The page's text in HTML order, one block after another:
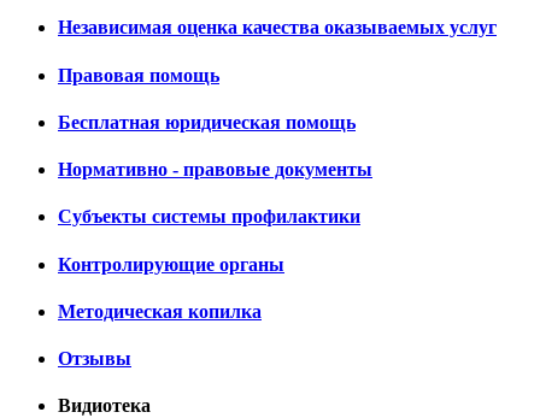
Независимая оценка качества оказываемых услуг
Правовая помощь
Бесплатная юридическая помощь
Нормативно - правовые документы
Субъекты системы профилактики
Контролирующие органы
Методическая копилка
Отзывы
Видиотека